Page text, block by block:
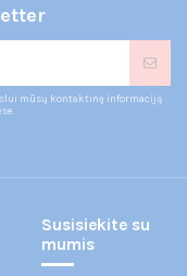
mūsų kontaktinę informaciją
Susisiekite su
mumis